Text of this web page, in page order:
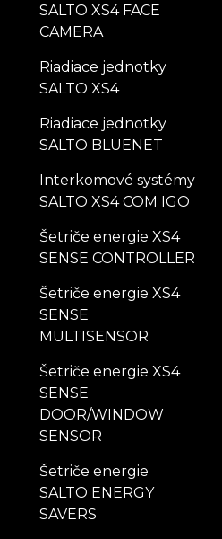
SALTO XS4 FACE
CAMERA
Riadiace jednotky
SALTO XS4
Riadiace jednotky
SALTO BLUENET
Interkomové systémy
SALTO XS4 COM IGO
Šetriče energie XS4
SENSE CONTROLLER
Šetriče energie XS4
SENSE
MULTISENSOR
Šetriče energie XS4
SENSE
DOOR/WINDOW
SENSOR
Šetriče energie
SALTO ENERGY
SAVERS